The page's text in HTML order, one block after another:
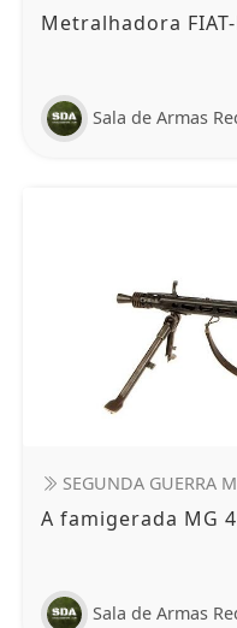
Metralhadora
Sala de Armas
SEGUNDA GUERRA
A famigerada MG
Sala de Armas